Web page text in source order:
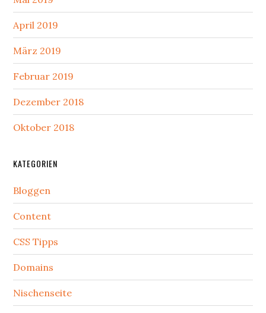
April 2019
März 2019
Februar 2019
Dezember 2018
Oktober 2018
KATEGORIEN
Bloggen
Content
CSS Tipps
Domains
Nischenseite